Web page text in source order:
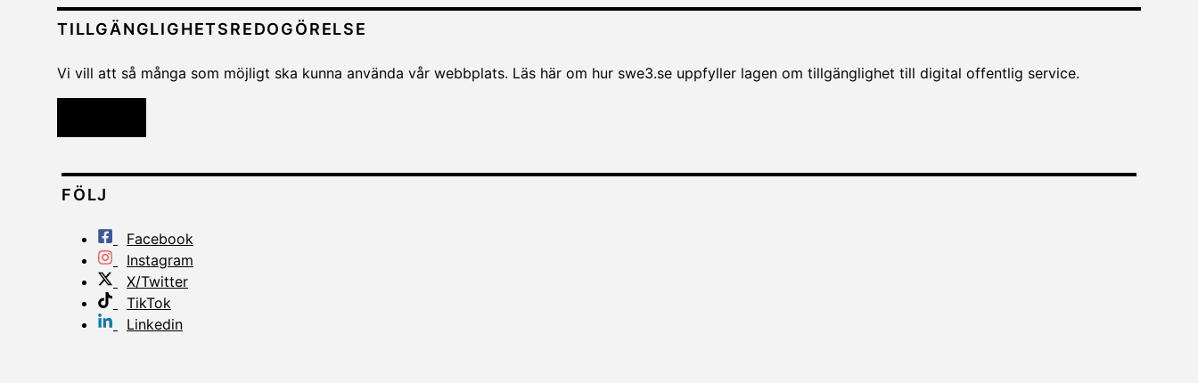
TILLGÄNGLIGHETSREDOGÖRELSE
Vi vill att så många som möjligt ska kunna använda vår webbplats. Läs här om hur swe3.se uppfyller lagen om tillgänglighet till digital offentlig service.
FÖLJ
Facebook
Instagram
X/Twitter
TikTok
Linkedin